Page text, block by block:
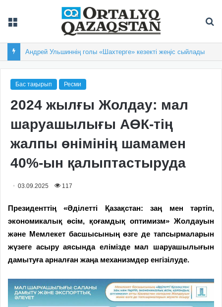
Андрей Ульшиннің голы «Шахтерге» кезекті жеңіс сыйлады
Бас тақырып Ресми
2024 жылғы Жолдау: мал
шаруашылығы АӨК-тің
жалпы өнімінің шамамен
40%-ын қалыптастыруда
03.09.2025 117
Президенттің «Әділетті Қазақстан: заң мен тәртіп,
экономикалық өсім, қоғамдық оптимизм» Жолдауын
және Мемлекет басшысының өзге де тапсырмаларын
жүзеге асыру аясында елімізде мал шаруашылығын
дамытуға арналған жаңа механизмдер енгізілуде.